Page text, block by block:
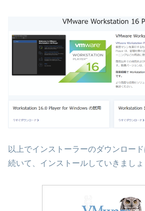
以上でインストーラーのダウンロード
続いて、インストールしていきましょ